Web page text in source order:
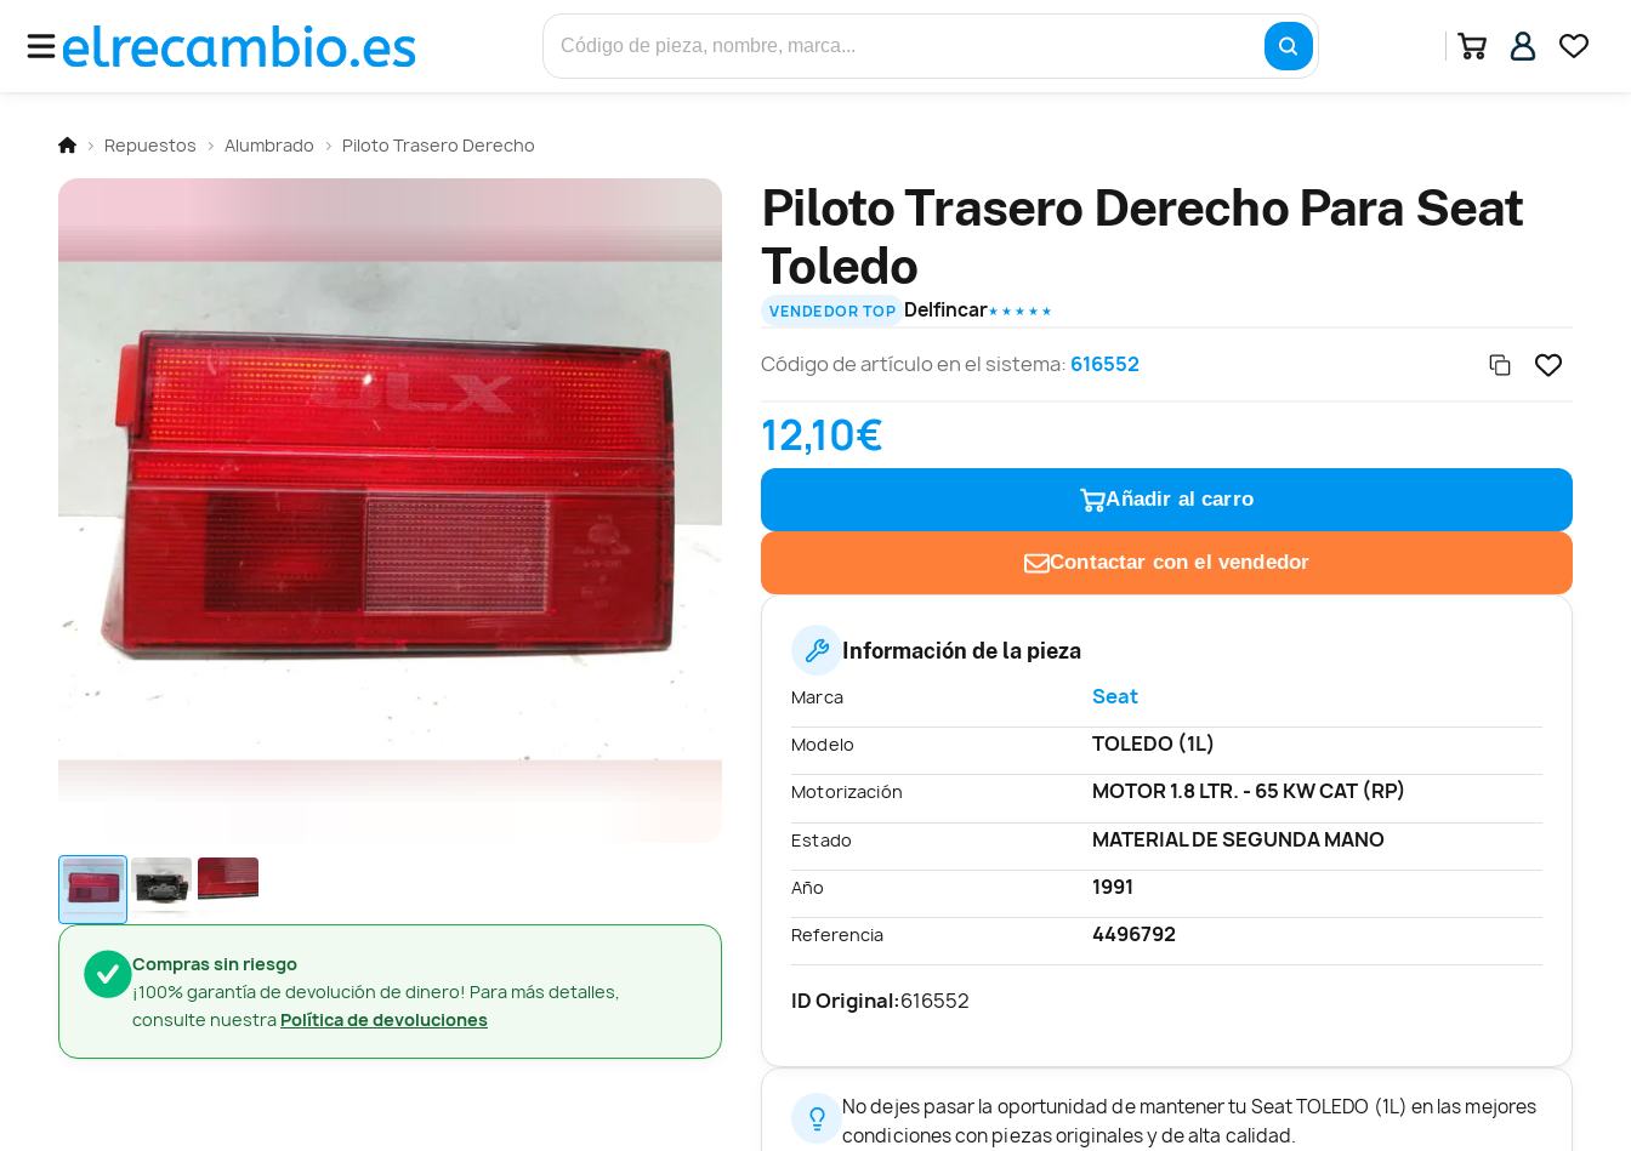
Repuestos Alumbrado Piloto Trasero Derecho
Compras sin riesgo
¡100% garantía de devolución de dinero! Para más detalles,
consulte nuestra Política de devoluciones
Piloto Trasero Derecho Para Seat
Toledo
VENDEDOR TOP Delfincar★ ★ ★ ★ ★
Código de artículo en el sistema: 616552
12,10€
Añadir al carro
Contactar con el vendedor
Información de la pieza
Marca Seat
Modelo TOLEDO (1L)
Motorización MOTOR 1.8 LTR. - 65 KW CAT (RP)
Estado MATERIAL DE SEGUNDA MANO
Año 1991
Referencia 4496792
ID Original:616552
No dejes pasar la oportunidad de mantener tu Seat TOLEDO (1L) en las mejores
condiciones con piezas originales y de alta calidad.